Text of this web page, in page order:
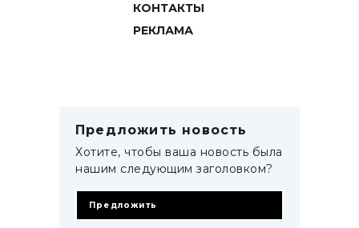
КОНТАКТЫ
РЕКЛАМА
Предложить новость
Хотите, чтобы ваша новость была
нашим следующим заголовком?
Предложить